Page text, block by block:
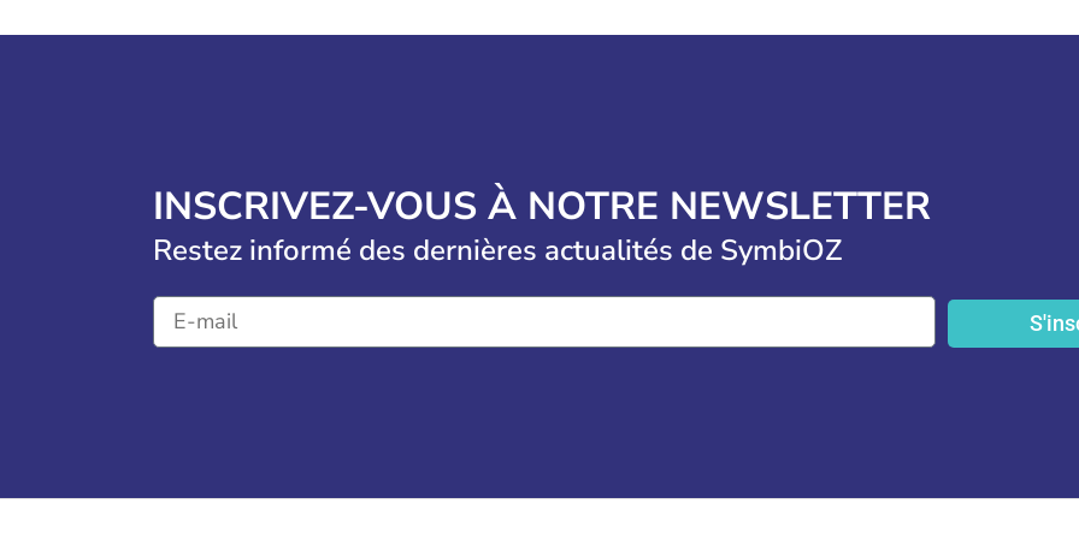
INSCRIVEZ-VOUS À NOTRE NEWSLETTER
Restez informé des dernières actualités de SymbiOZ